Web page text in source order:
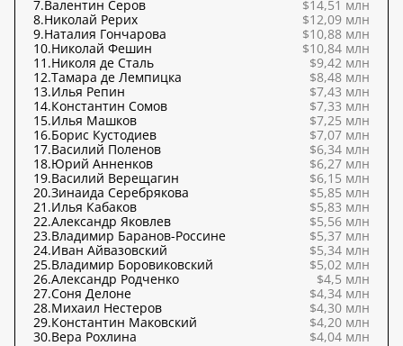
7.Валентин Серов
$14,51 млн
8.Николай Рерих
$12,09 млн
9.Наталия Гончарова
$10,88 млн
10.Николай Фешин
$10,84 млн
11.Николя де Сталь
$9,42 млн
12.Тамара де Лемпицка
$8,48 млн
13.Илья Репин
$7,43 млн
14.Константин Сомов
$7,33 млн
15.Илья Машков
$7,25 млн
16.Борис Кустодиев
$7,07 млн
17.Василий Поленов
$6,34 млн
18.Юрий Анненков
$6,27 млн
19.Василий Верещагин
$6,15 млн
20.Зинаида Серебрякова
$5,85 млн
21.Илья Кабаков
$5,83 млн
22.Александр Яковлев
$5,56 млн
23.Владимир Баранов-Россине
$5,37 млн
24.Иван Айвазовский
$5,34 млн
25.Владимир Боровиковский
$5,02 млн
26.Александр Родченко
$4,5 млн
27.Соня Делоне
$4,34 млн
28.Михаил Нестеров
$4,30 млн
29.Константин Маковский
$4,20 млн
30.Вера Рохлина $4,04 млн